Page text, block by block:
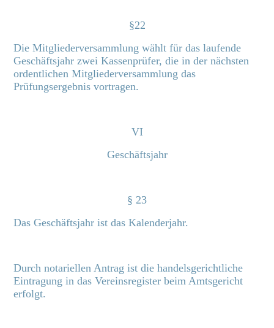
§22
Die Mitgliederversammlung wählt für das laufende
Geschäftsjahr zwei Kassenprüfer, die in der nächsten
ordentlichen Mitgliederversammlung das
Prüfungsergebnis vortragen.
VI
Geschäftsjahr
§ 23
Das Geschäftsjahr ist das Kalenderjahr.
Durch notariellen Antrag ist die handelsgerichtliche
Eintragung in das Vereinsregister beim Amtsgericht
erfolgt.